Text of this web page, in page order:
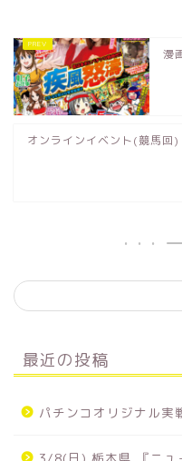
漫
オンラインイベント(競馬回)
最近の投稿
パチンコオリジナル実